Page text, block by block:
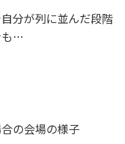
分が列に並んだ段階
も…
の会場の様子